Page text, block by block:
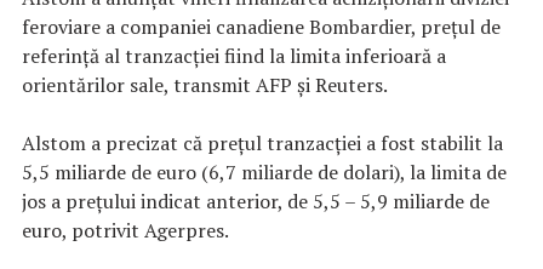
feroviare a companiei canadiene Bombardier, preţul de
referinţă al tranzacţiei fiind la limita inferioară a
orientărilor sale, transmit AFP şi Reuters.
Alstom a precizat că preţul tranzacţiei a fost stabilit la
5,5 miliarde de euro (6,7 miliarde de dolari), la limita de
jos a preţului indicat anterior, de 5,5 – 5,9 miliarde de
euro, potrivit Agerpres.